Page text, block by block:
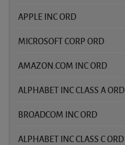
APPLE INC ORD
MICROSOFT CORP ORD
AMAZON.COM INC ORD
ALPHABET INC CLASS A ORD
BROADCOM INC ORD
ALPHABET INC CLASS C ORD